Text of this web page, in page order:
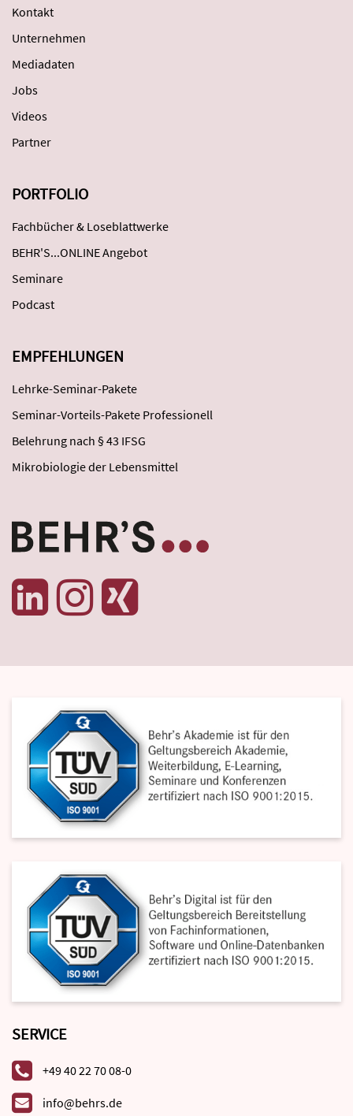
Kontakt
Unternehmen
Mediadaten
Jobs
Videos
Partner
PORTFOLIO
Fachbücher & Loseblattwerke
BEHR'S...ONLINE Angebot
Seminare
Podcast
EMPFEHLUNGEN
Lehrke-Seminar-Pakete
Seminar-Vorteils-Pakete Professionell
Belehrung nach § 43 IFSG
Mikrobiologie der Lebensmittel
SERVICE
+49 40 22 70 08-0
info@behrs.de